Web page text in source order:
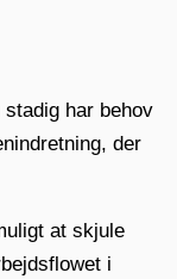
har behov
der
at skjule
i